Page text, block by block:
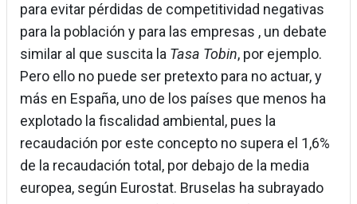
para evitar pérdidas de competitividad negativas
para la población y para las empresas , un debate
similar al que suscita la Tasa Tobin, por ejemplo.
Pero ello no puede ser pretexto para no actuar, y
más en España, uno de los países que menos ha
explotado la fiscalidad ambiental, pues la
recaudación por este concepto no supera el 1,6%
de la recaudación total, por debajo de la media
europea, según Eurostat. Bruselas ha subrayado